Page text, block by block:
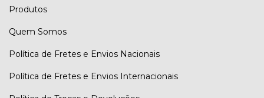
Produtos
Quem Somos
Política de Fretes e Envios Nacionais
Política de Fretes e Envios Internacionais